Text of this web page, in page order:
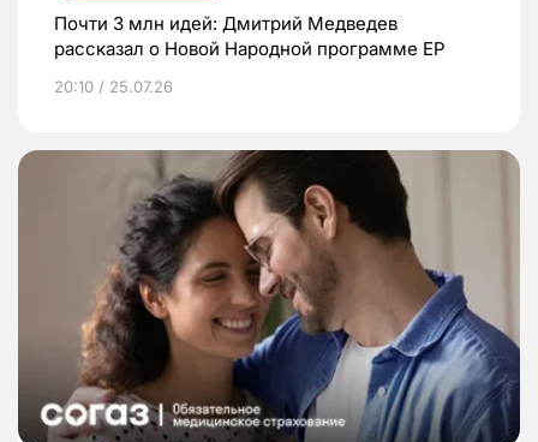
Почти 3 млн идей: Дмитрий Медведев
рассказал о Новой Народной программе ЕР
20:10 / 25.07.26